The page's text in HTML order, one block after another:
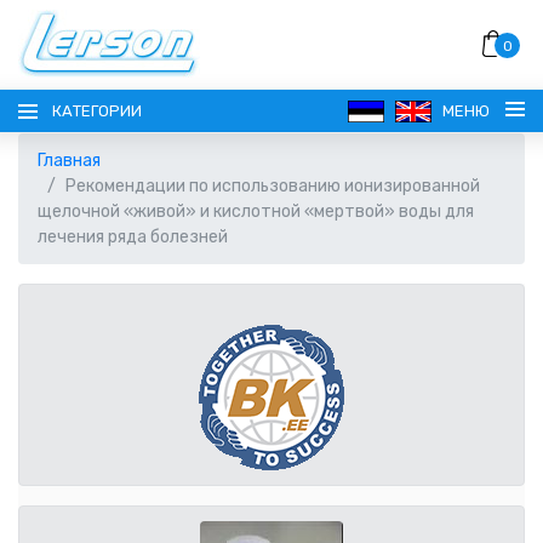
0
КАТЕГОРИИ МЕНЮ
ENGLISH
AUD АВСТРАЛИЙСКИЙ ДОЛЛАР
ВОЙТИ
Главная
Рекомендации по использованию ионизированной
щелочной «живой» и кислотной «мертвой» воды для
лечения ряда болезней